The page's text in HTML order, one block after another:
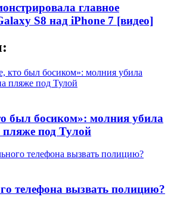
главное
S8 над iPhone 7 [видео]
был босиком»: молния убила
пляже под Тулой
телефона вызвать полицию?